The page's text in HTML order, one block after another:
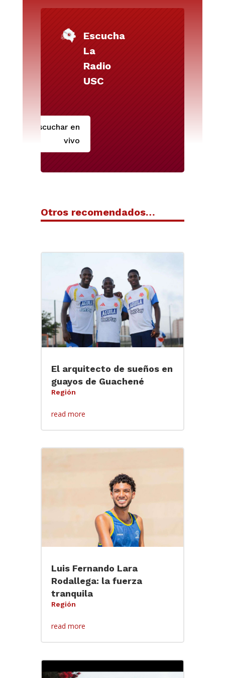
Escucha
La
Radio
USC
Escuchar en
vivo
Otros recomendados…
El arquitecto de sueños en
guayos de Guachené
Región
read more
Luis Fernando Lara
Rodallega: la fuerza
tranquila
Región
read more